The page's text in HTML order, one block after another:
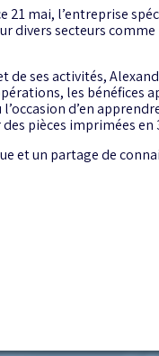
21 mai, l’entreprise
divers secteurs
ses activités,
les bénéfices
d’en
pièces imprimées en
et un partage de